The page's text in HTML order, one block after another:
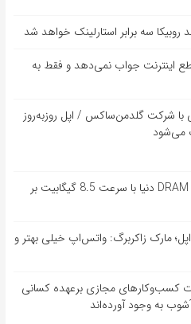
سه برابر استارلینک خواهد شد
اینترنت جواب نمی‌دهد و فقط به
شرکت گلدمن‌ساکس / اپل روزبه‌روز
می‌شود
سامسونگ از سریع‌ترین DRAM LPDDR5X دنیا با سرعت 8.5 گیگابیت بر
کارزار تبلیغاتی متا علیه iMessage اپل؛ مارک زاکربرگ: واتس‌اپ خیلی بهتر و
کسب‌وکارهای مجازی برعهده کسانی
به وجود آورده‌اند